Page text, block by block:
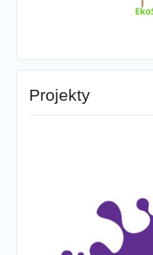
Projekty